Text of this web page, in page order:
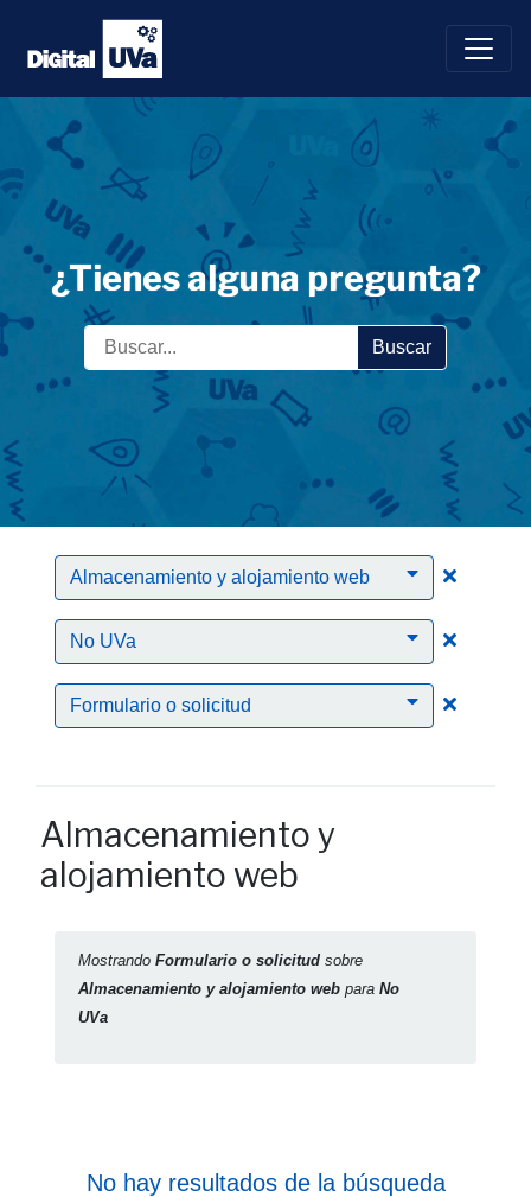
Saltar
contenido
¿Tienes alguna pregunta?
Buscar
Almacenamiento y alojamiento web Clic
No UVa Clic
Formulario o solicitud Clic
Almacenamiento y
alojamiento web
Mostrando Formulario o solicitud sobre
Almacenamiento y alojamiento web para No
UVa
No hay resultados de la búsqueda